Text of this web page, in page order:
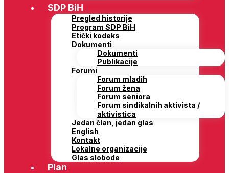
SDP BiH
Pregled historije
Program SDP BiH
Etički kodeks
Dokumenti
Dokumenti
Publikacije
Forumi
Forum mladih
Forum žena
Forum seniora
Forum sindikalnih aktivista /
aktivistica
Jedan član, jedan glas
English
Kontakt
Lokalne organizacije
Glas slobode
Plan